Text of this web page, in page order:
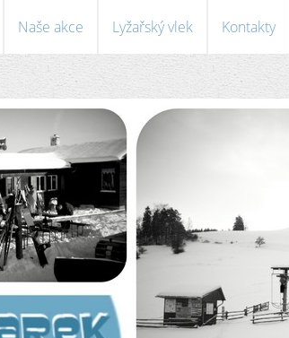
Naše akce Lyžařský vlek Kontakty